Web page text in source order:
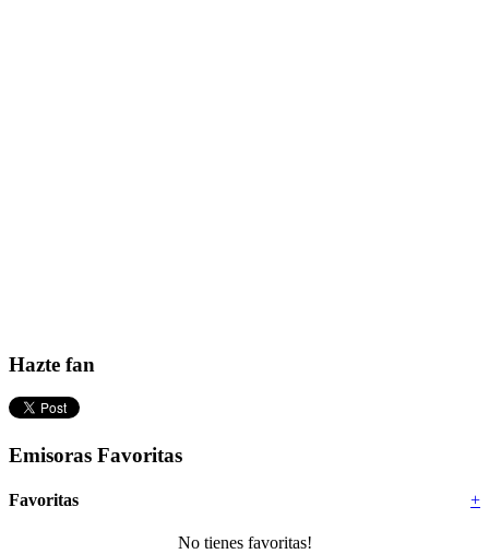
Hazte fan
Emisoras Favoritas
+
Favoritas
No tienes favoritas!